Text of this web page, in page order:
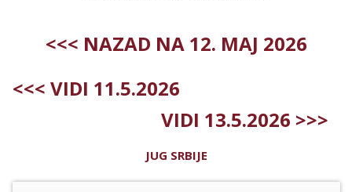
<<< NAZAD NA 12. MAJ 2026
<<< VIDI 11.5.2026
VIDI 13.5.2026 >>>
JUG SRBIJE